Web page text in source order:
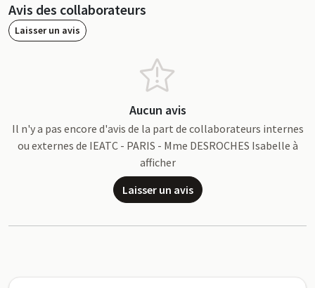
Avis des collaborateurs
Laisser un avis
Aucun avis
Il n'y a pas encore d'avis de la part de collaborateurs internes
ou externes de IEATC - PARIS - Mme DESROCHES Isabelle à
afficher
Laisser un avis